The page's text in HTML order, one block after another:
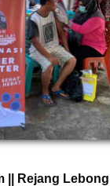
|| Rejang Lebong